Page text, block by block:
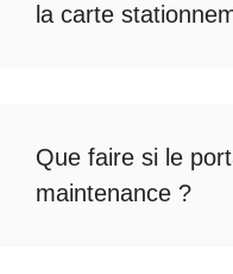
la carte
Que faire si le
maintenance ?